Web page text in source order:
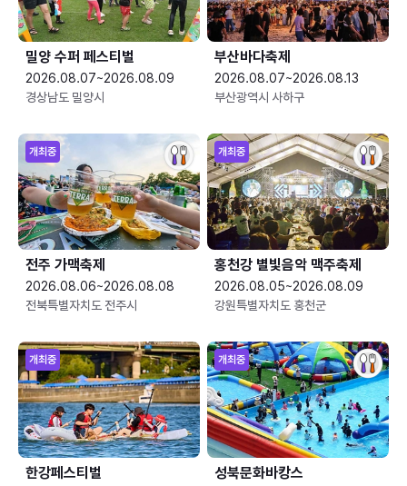
밀양 수퍼 페스티벌
2026.08.07~2026.08.09
경상남도 밀양시
부산바다축제
2026.08.07~2026.08.13
부산광역시 사하구
개최중
전주 가맥축제
2026.08.06~2026.08.08
전북특별자치도 전주시
개최중
홍천강 별빛음악 맥주축제
2026.08.05~2026.08.09
강원특별자치도 홍천군
개최중
한강페스티벌
개최중
성북문화바캉스